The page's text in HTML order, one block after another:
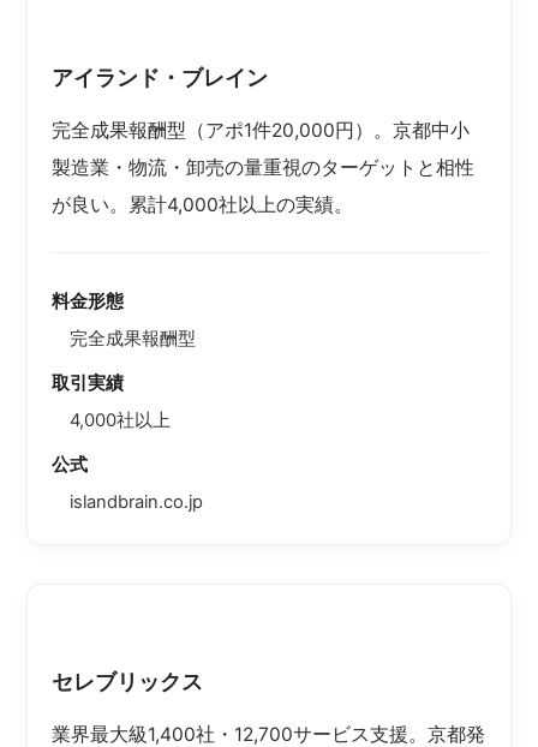
アイランド・ブレイン
完全成果報酬型（アポ1件20,000円）。京都中小
製造業・物流・卸売の量重視のターゲットと相性
が良い。累計4,000社以上の実績。
料金形態
完全成果報酬型
取引実績
4,000社以上
公式
islandbrain.co.jp
セレブリックス
業界最大級1,400社・12,700サービス支援。京都発